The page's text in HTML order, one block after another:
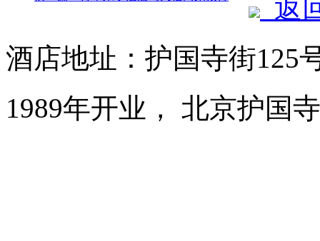
返
酒店地址：护国寺街125
1989年开业， 北京护